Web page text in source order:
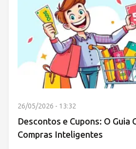
26/05/2026 - 13:32
Descontos e Cupons: O Guia
Compras Inteligentes